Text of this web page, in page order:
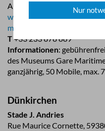
Allee du President Menut,
www.campercontact.com/
municipale
T+33 233 878 889
Informationen:
des Museums Gare
ganzjährig, 50 Mobile, max.
Dünkirchen
Stade J. Andries
Rue Maurice Cornette,
Nur